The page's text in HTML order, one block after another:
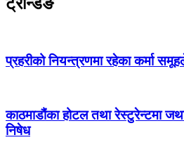
प्रहरीको नियन्त्रणमा रहेका कर्मा
काठमाडौंका होटल तथा रेस्टुरेन्टमा
निषेध